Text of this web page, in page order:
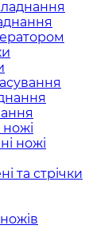
ножі
ножі
та стрічки